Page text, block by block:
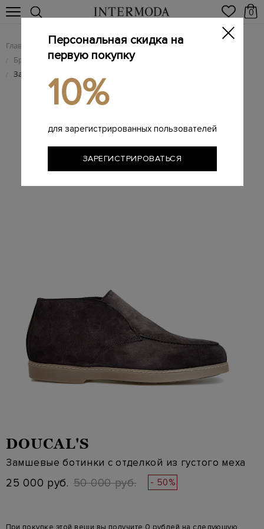
0
Главная Мужчинам / Брендовая мужская обувь
/ Брендовые мужские ботинки
/ Замшевые ботинки с отделкой из густого меха
DOUCAL'S
Замшевые ботинки с отделкой из густого меха
25 000 руб. 50 000 руб. - 50%
Персональная скидка на
первую покупку
10%
для зарегистрированных пользователей
ЗАРЕГИСТРИРОВАТЬСЯ